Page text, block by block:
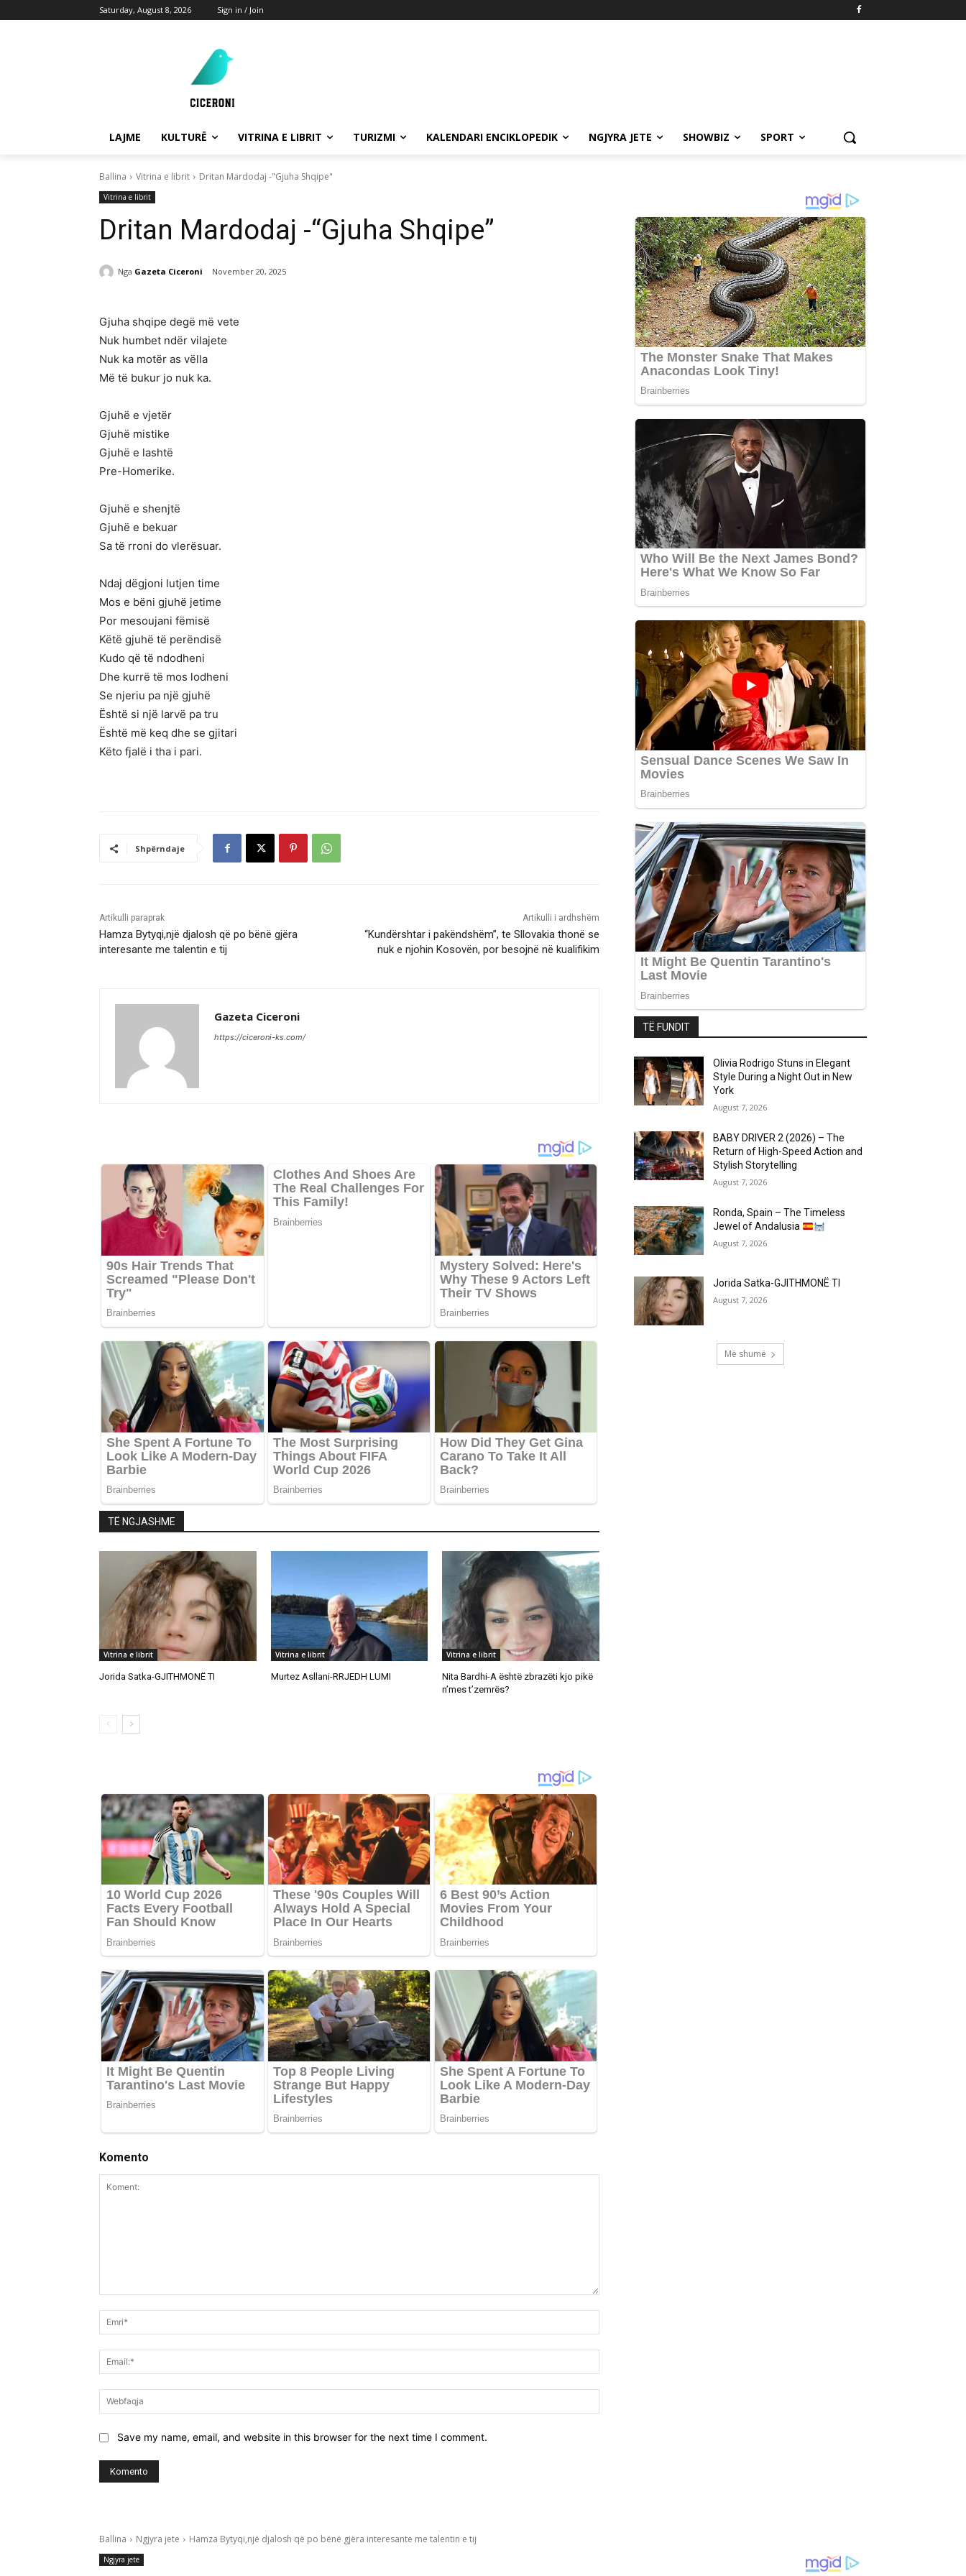
Saturday, August 8, 2026 Sign in / Join
LAJME KULTURË VITRINA E LIBRIT TURIZMI KALENDARI ENCIKLOPEDIK NGJYRA JETE SHOWBIZ SPORT
Ballina Vitrina e librit Dritan Mardodaj -"Gjuha Shqipe"
Vitrina e librit
Dritan Mardodaj -“Gjuha Shqipe”
Nga Gazeta Ciceroni November 20, 2025
Gjuha shqipe degë më vete
Nuk humbet ndër vilajete
Nuk ka motër as vëlla
Më të bukur jo nuk ka.
Gjuhë e vjetër
Gjuhë mistike
Gjuhë e lashtë
Pre-Homerike.
Gjuhë e shenjtë
Gjuhë e bekuar
Sa të rroni do vlerësuar.
Ndaj dëgjoni lutjen time
Mos e bëni gjuhë jetime
Por mesoujani fëmisë
Këtë gjuhë të perëndisë
Kudo që të ndodheni
Dhe kurrë të mos lodheni
Se njeriu pa një gjuhë
Është si një larvë pa tru
Është më keq dhe se gjitari
Këto fjalë i tha i pari.
Shpërndaje
Artikulli paraprak
Hamza Bytyqi,një djalosh që po bënë gjëra
interesante me talentin e tij
Artikulli i ardhshëm
“Kundërshtar i pakëndshëm”, te Sllovakia thonë se
nuk e njohin Kosovën, por besojnë në kualifikim
Gazeta Ciceroni
https://ciceroni-ks.com/
TË NGJASHME
Vitrina e librit
Jorida Satka-GJITHMONË TI
Vitrina e librit
Murtez Asllani-RRJEDH LUMI
Vitrina e librit
Nita Bardhi-A është zbrazëti kjo pikë
n’mes t’zemrës?
Komento
Save my name, email, and website in this browser for the next time I comment.
TË FUNDIT
Olivia Rodrigo Stuns in Elegant
Style During a Night Out in New
York
August 7, 2026
BABY DRIVER 2 (2026) – The
Return of High-Speed Action and
Stylish Storytelling
August 7, 2026
Ronda, Spain – The Timeless
Jewel of Andalusia
August 7, 2026
Jorida Satka-GJITHMONË TI
August 7, 2026
Më shumë